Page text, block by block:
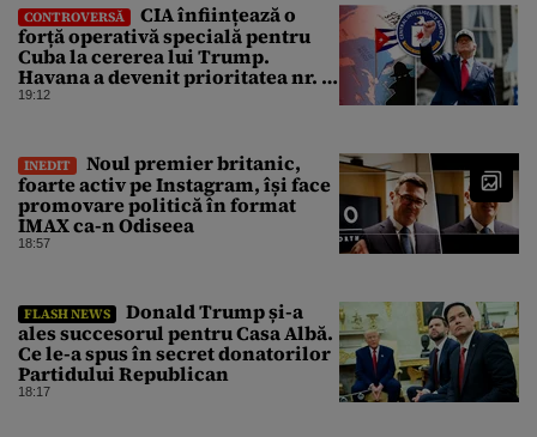
CONTROVERSĂ
CIA înființează o
forță operativă specială pentru
Cuba la cererea lui Trump.
Havana a devenit prioritatea nr. 1
alături de China, Iran și Rusia
19:12
INEDIT
Noul premier britanic,
foarte activ pe Instagram, își face
promovare politică în format
IMAX ca-n Odiseea
18:57
FLASH NEWS
Donald Trump și-a
ales succesorul pentru Casa Albă.
Ce le-a spus în secret donatorilor
Partidului Republican
18:17